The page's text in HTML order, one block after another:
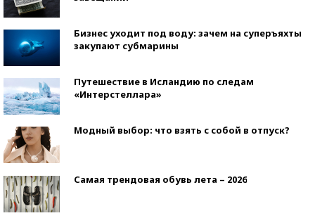
Бизнес уходит под воду: зачем на суперъяхты
закупают субмарины
Путешествие в Исландию по следам
«Интерстеллара»
Модный выбор: что взять с собой в отпуск?
Самая трендовая обувь лета – 2026